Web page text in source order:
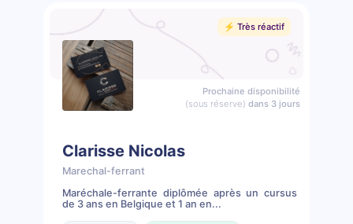
⚡️ Très réactif
Prochaine disponibilité
(sous réserve) dans 3 jours
Clarisse Nicolas
Marechal-ferrant
Maréchale-ferrante diplômée après un cursus
de 3 ans en Belgique et 1 an en...